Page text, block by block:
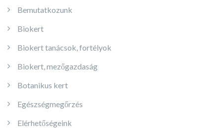
Bemutatkozunk
Biokert
Biokert tanácsok, fortélyok
Biokert, mezőgazdaság
Botanikus kert
Egészségmegőrzés
Elérhetőségeink